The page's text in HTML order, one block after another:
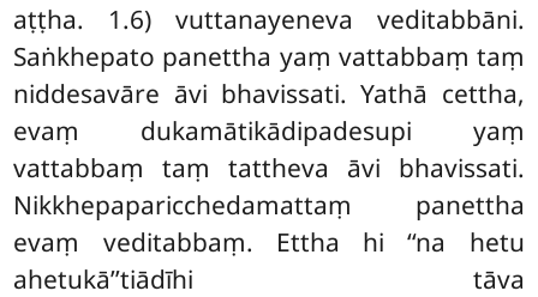
aṭṭha. 1.6) vuttanayeneva veditabbāni.
Saṅkhepato panettha yaṃ vattabbaṃ taṃ
niddesavāre āvi bhavissati. Yathā cettha,
evaṃ dukamātikādipadesupi yaṃ
vattabbaṃ taṃ tattheva āvi bhavissati.
Nikkhepaparicchedamattaṃ panettha
evaṃ veditabbaṃ. Ettha hi ‘‘na hetu
ahetukā’’tiādīhi tāva